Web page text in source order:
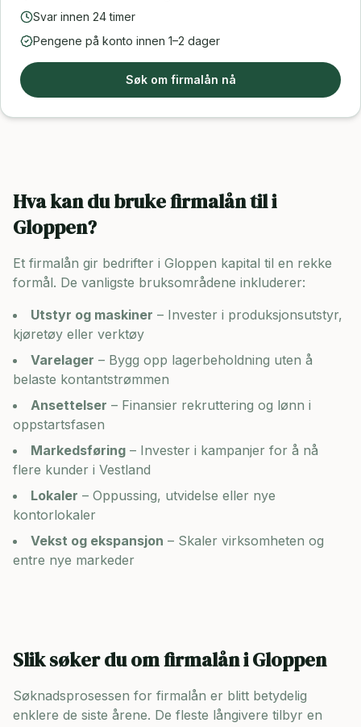
Svar innen 24 timer
Pengene på konto innen 1–2 dager
Søk om firmalån nå
Hva kan du bruke firmalån til i
Gloppen?
Et firmalån gir bedrifter i Gloppen kapital til en rekke
formål. De vanligste bruksområdene inkluderer:
Utstyr og maskiner – Invester i produksjonsutstyr,
kjøretøy eller verktøy
Varelager – Bygg opp lagerbeholdning uten å
belaste kontantstrømmen
Ansettelser – Finansier rekruttering og lønn i
oppstartsfasen
Markedsføring – Invester i kampanjer for å nå
flere kunder i Vestland
Lokaler – Oppussing, utvidelse eller nye
kontorlokaler
Vekst og ekspansjon – Skaler virksomheten og
entre nye markeder
Slik søker du om firmalån iGloppen
Søknadsprosessen for firmalån er blitt betydelig
enklere de siste årene. De fleste långivere tilbyr en